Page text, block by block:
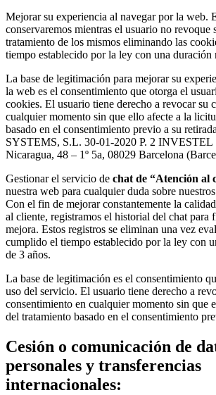
Mejorar su experiencia al navegar por la web.
conservaremos mientras el usuario no revoque
tratamiento de los mismos eliminando las
tiempo establecido por la ley con una duración
La base de legitimación para mejorar su
la web es el consentimiento que otorga el
cookies. El usuario tiene derecho a revocar su
cualquier momento sin que ello afecte a la
basado en el consentimiento previo a su
SYSTEMS, S.L. 30-01-2020 P. 2
Nicaragua, 48 – 1º 5a, 08029 Barcelona
Gestionar el servicio de chat de “Atención al
nuestra web para cualquier duda sobre
Con el fin de mejorar constantemente la
al cliente, registramos el historial del chat para
mejora. Estos registros se eliminan una vez
cumplido el tiempo establecido por la ley con
de 3 años.
La base de legitimación es el consentimiento
uso del servicio. El usuario tiene derecho a
consentimiento en cualquier momento sin que
del tratamiento basado en el consentimiento
Cesión o comunicación de
personales y transferencias
internacionales: